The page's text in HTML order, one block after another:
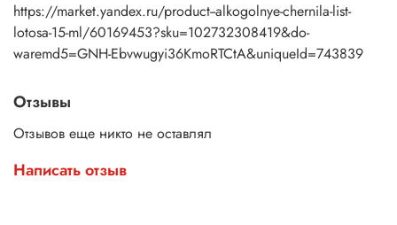
https://market.yandex.ru/product--alkogolnye-chernila-list-
lotosa-15-ml/60169453?sku=102732308419&do-
waremd5=GNH-Ebvwugyi36KmoRTCtA&uniqueId=743839
Отзывы
Отзывов еще никто не оставлял
Написать отзыв